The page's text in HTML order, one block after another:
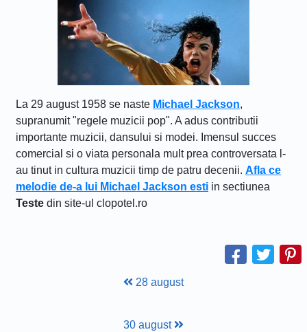
La 29 august 1958 se naste Michael Jackson,
supranumit "regele muzicii pop". A adus contributii
importante muzicii, dansului si modei. Imensul succes
comercial si o viata personala mult prea controversata l-
au tinut in cultura muzicii timp de patru decenii. Afla ce
melodie de-a lui Michael Jackson esti in sectiunea
Teste din site-ul clopotel.ro
28 august
30 august